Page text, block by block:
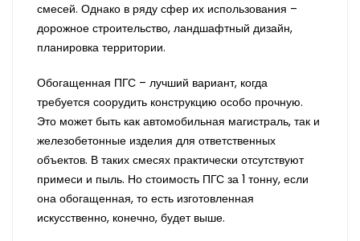
смесей. Однако в ряду сфер их использования –
дорожное строительство, ландшафтный дизайн,
планировка территории.
Обогащенная ПГС – лучший вариант, когда
требуется соорудить конструкцию особо прочную.
Это может быть как автомобильная магистраль, так и
железобетонные изделия для ответственных
объектов. В таких смесях практически отсутствуют
примеси и пыль. Но стоимость ПГС за 1 тонну, если
она обогащенная, то есть изготовленная
искусственно, конечно, будет выше.